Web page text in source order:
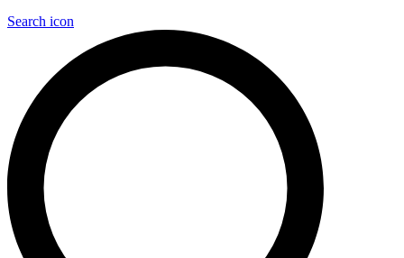
Search icon